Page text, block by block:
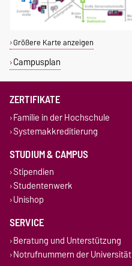
Größere Karte anzeigen
Campusplan
ZERTIFIKATE
Familie in der Hochschule
Systemakkreditierung
STUDIUM & CAMPUS
Stipendien
Studentenwerk
Unishop
SERVICE
Beratung und Unterstützung
Notrufnummern der Universität